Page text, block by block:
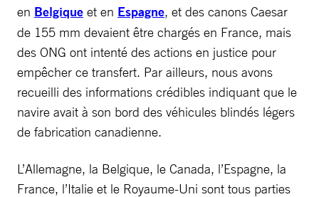
en Belgique et en Espagne, et des canons Caesar
de 155 mm devaient être chargés en France, mais
des ONG ont intenté des actions en justice pour
empêcher ce transfert. Par ailleurs, nous avons
recueilli des informations crédibles indiquant que le
navire avait à son bord des véhicules blindés légers
de fabrication canadienne.
L’Allemagne, la Belgique, le Canada, l’Espagne, la
France, l’Italie et le Royaume-Uni sont tous parties